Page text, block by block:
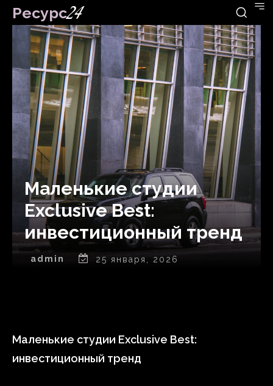
Ресурс24
Маленькие студии
Exclusive Best:
инвестиционный тренд
admin 25 января, 2026
Маленькие студии Exclusive Best:
инвестиционный тренд